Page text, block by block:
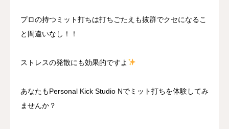
プロの持つミット打ちは打ちごたえも抜群でクセになるこ
と間違いなし！！
ストレスの発散にも効果的ですよ
あなたもPersonal Kick Studio Nでミット打ちを体験してみ
ませんか？